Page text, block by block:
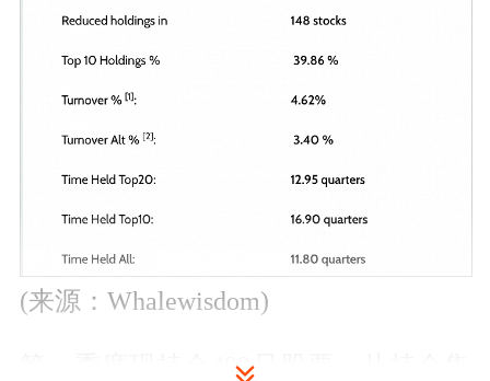
(来源：Whalewisdom)
第一季度现持仓498只股票。从持仓集